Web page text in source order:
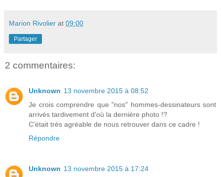
Marion Rivolier at 09:00
Partager
2 commentaires:
Unknown 13 novembre 2015 à 08:52
Je crois comprendre que "nos" hommes-dessinateurs sont
arrivés tardivement d'où la dernière photo !?
C'était très agréable de nous retrouver dans ce cadre !
Répondre
Unknown 13 novembre 2015 à 17:24